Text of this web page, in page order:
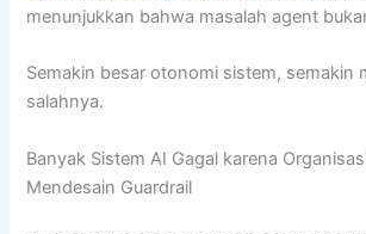
menunjukkan bahwa masalah agent
Semakin besar otonomi sistem, semakin
salahnya.
Banyak Sistem AI Gagal karena
Mendesain Guardrail